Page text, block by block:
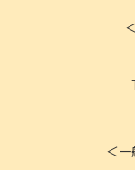
＜一